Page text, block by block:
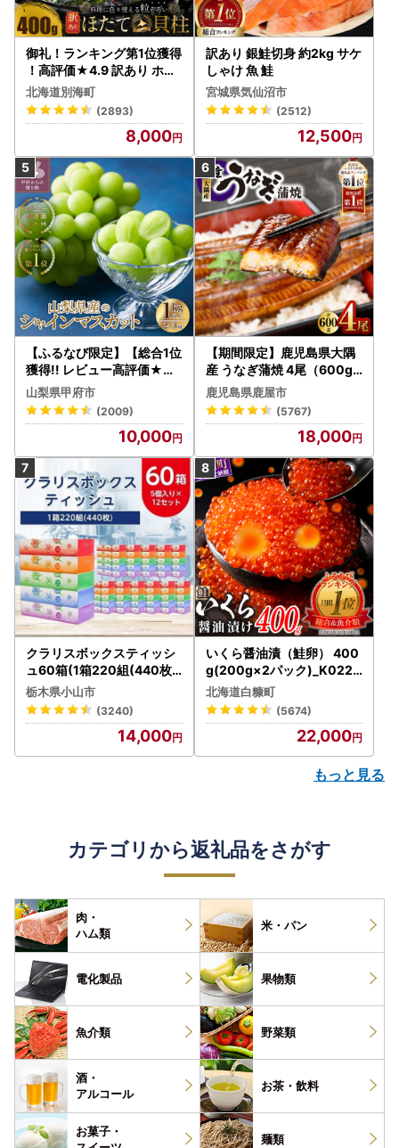
御礼！ランキング第1位獲得
！高評価★4.9 訳あり ホタ
テ 400g（ほたて 帆立 貝柱
冷凍 ）
北海道別海町
(2893)
8,000
訳あり 銀鮭切身 約2kg サケ
しゃけ 魚 鮭
宮城県気仙沼市
(2512)
12,500
【ふるなび限定】【総合1位
獲得!! レビュー高評価★】
〈2026年度配送分〉山梨
県産 シャインマスカット 2
～3房（1.0kg以上）シャイ
ン フルーツ FN-Limited-S
P
山梨県甲府市
(2009)
10,000
【期間限定】鹿児島県大隅
産 うなぎ蒲焼 4尾（600g
） KN007-004-04-cp18
うなぎ 鰻 魚 惣菜 総菜
鹿児島県鹿屋市
(5767)
18,000
クラリスボックスティッシ
ュ60箱(1箱220組(440枚))
(5個入り×12セット)【配送
不可地域：離島・沖縄県】
【1256759】
栃木県小山市
(3240)
14,000
いくら醤油漬（鮭卵） 400
g(200g×2パック)_K022-
1676
北海道白糠町
(5674)
22,000
もっと見る
カテゴリから返礼品をさがす
肉・
ハム類
米・パン
電化製品 果物類
魚介類 野菜類
酒・
アルコール
お茶・ 飲料
お菓子・
麺類